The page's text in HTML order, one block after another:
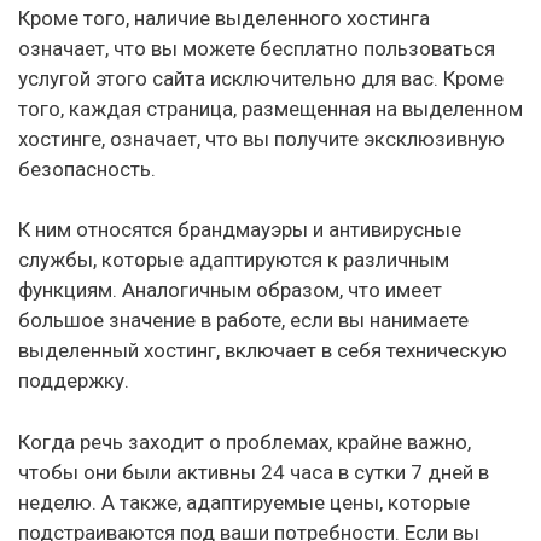
Кроме того, наличие выделенного хостинга
означает, что вы можете бесплатно пользоваться
услугой этого сайта исключительно для вас. Кроме
того, каждая страница, размещенная на выделенном
хостинге, означает, что вы получите эксклюзивную
безопасность.
К ним относятся брандмауэры и антивирусные
службы, которые адаптируются к различным
функциям. Аналогичным образом, что имеет
большое значение в работе, если вы нанимаете
выделенный хостинг, включает в себя техническую
поддержку.
Когда речь заходит о проблемах, крайне важно,
чтобы они были активны 24 часа в сутки 7 дней в
неделю. А также, адаптируемые цены, которые
подстраиваются под ваши потребности. Если вы